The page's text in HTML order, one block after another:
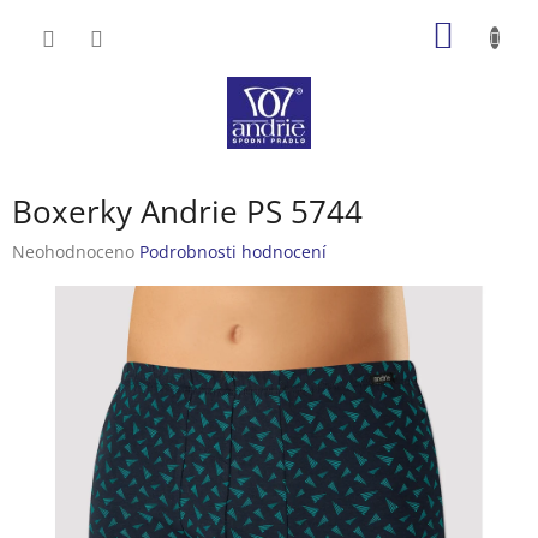
Boxerky Andrie PS 5744
Průměrné
Neohodnoceno Podrobnosti hodnocení